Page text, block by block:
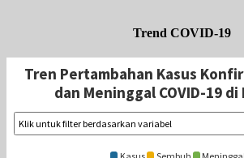
Trend COVID-19